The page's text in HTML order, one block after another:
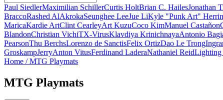
Paul SiedlerMaximilian SchillerCurtis HoltBrian C. HailesJonathan
BraccoRashed AlAkrokaSeunghee LeeJue LiKyle "Punk Art"
MaricaKardie ArtClint CearleyArt KuzuCoco KimManuel Castañon
BlandonChristian VichiTX-VirusKlavdiya KrinichnayaAntonio
PearsonThu BerchsLorenzo de SanctisFelix OrtizDao Le Trong
GroskampJerryAnton VitusFerdinand LaderaNathaniel ReidLighting
Home / MTG Playmats
MTG Playmats